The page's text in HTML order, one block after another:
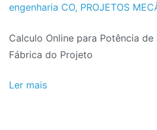
do
de
de
2020
engenharia CO, PROJETOS
Calculo Online para Potência
Fábrica do Projeto
Ler mais